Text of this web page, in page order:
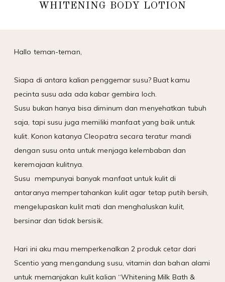
WHITENING BODY LOTION
Hallo teman-teman,
Siapa di antara kalian penggemar susu? Buat kamu
pecinta susu ada ada kabar gembira loch.
Susu bukan hanya bisa diminum dan menyehatkan tubuh
saja, tapi susu juga memiliki manfaat yang baik untuk
kulit. Konon katanya Cleopatra secara teratur mandi
dengan susu onta untuk menjaga kelembaban dan
keremajaan kulitnya.
Susu mempunyai banyak manfaat untuk kulit di
antaranya mempertahankan kulit agar tetap putih bersih,
mengelupaskan kulit mati dan menghaluskan kulit,
bersinar dan tidak bersisik.
Hari ini aku mau memperkenalkan 2 produk cetar dari
Scentio yang mengandung susu, vitamin dan bahan alami
untuk memanjakan kulit kalian “Whitening Milk Bath &